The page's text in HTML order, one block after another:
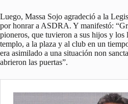
Luego, Massa Sojo agradeció a la
por honrar a ASDRA. Y manifestó:
pioneros, que tuvieron a sus hijos y los
templo, a la plaza y al club en un
era asimilado a una situación non
abrieron las puertas”.